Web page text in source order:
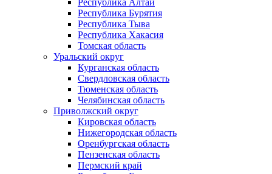
Республика Алтай
Республика Бурятия
Республика Тыва
Республика Хакасия
Томская область
Уральский округ
Курганская область
Свердловская область
Тюменская область
Челябинская область
Приволжский округ
Кировская область
Нижегородская область
Оренбургская область
Пензенская область
Пермский край